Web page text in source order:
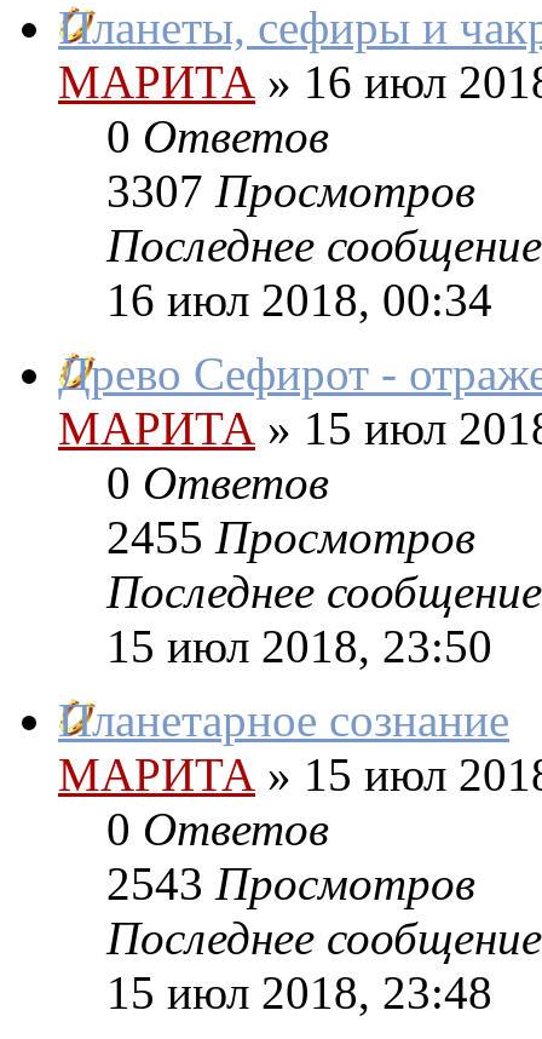
Планеты, сефиры и
МАРИТА » 16 июл
0 Ответов
3307 Просмотров
Последнее сообщение
16 июл 2018, 00:34
Древо Сефирот -
МАРИТА » 15 июл
0 Ответов
2455 Просмотров
Последнее сообщение
15 июл 2018, 23:50
Планетарное сознание
МАРИТА » 15 июл
0 Ответов
2543 Просмотров
Последнее сообщение
15 июл 2018, 23:48